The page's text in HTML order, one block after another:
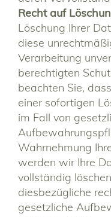
Recht auf
Löschung Ihrer
diese
Verarbeitung
berechtigten
beachten Sie,
einer sofortigen
im Fall von
Wahrnehmung
werden wir Ihre
vollständig
diesbezügliche
gesetzliche